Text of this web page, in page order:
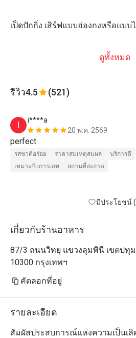
เป็ดปักกิ่ง เสิร์ฟแบบฮ่องกงหรือแบบ
ดูทั้งหมด
รีวิว4.5 (521)
I
i****a
20 พ.ค. 2569
perfect
รสชาติอร่อย ราคาสมเหตุสมผล
บริการดี
เหมาะกับการเดท
สถานที่สะอาด
มีประโยชน์
เกี่ยวกับร้านอาหาร
87/3 ถนนวิทยุ แขวงลุมพินี เขตปทุม
10300 กรุงเทพฯ
คัดลอกที่อยู่
รายละเอียด
สัมผัสประสบการณ์แห่งความเป็นเ